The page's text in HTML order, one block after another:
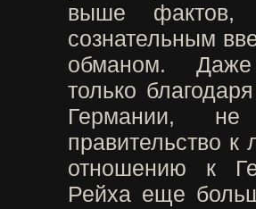
выше
сознательным
обманом. Даже
только
Германии, не
правительство
отношению к
Рейха еще